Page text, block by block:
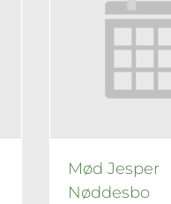
Mød Jesper
Nøddesbo